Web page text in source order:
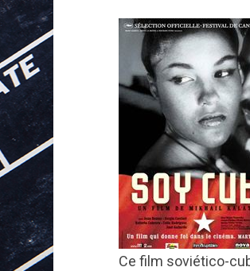
Ce film soviético-